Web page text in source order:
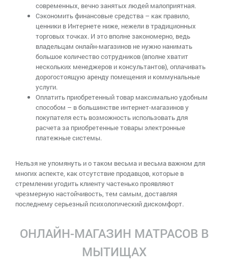
современных, вечно занятых людей малоприятная.
Сэкономить финансовые средства – как правило,
ценники в Интернете ниже, нежели в традиционных
торговых точках. И это вполне закономерно, ведь
владельцам онлайн-магазинов не нужно нанимать
большое количество сотрудников (вполне хватит
нескольких менеджеров и консультантов), оплачивать
дорогостоящую аренду помещения и коммунальные
услуги.
Оплатить приобретенный товар максимально удобным
способом – в большинстве интернет-магазинов у
покупателя есть возможность использовать для
расчета за приобретенные товары электронные
платежные системы.
Нельзя не упомянуть и о таком весьма и весьма важном для
многих аспекте, как отсутствие продавцов, которые в
стремлении угодить клиенту частенько проявляют
чрезмерную настойчивость, тем самым, доставляя
последнему серьезный психологический дискомфорт.
ОНЛАЙН-МАГАЗИН МАТРАСОВ В
МЫТИЩАХ